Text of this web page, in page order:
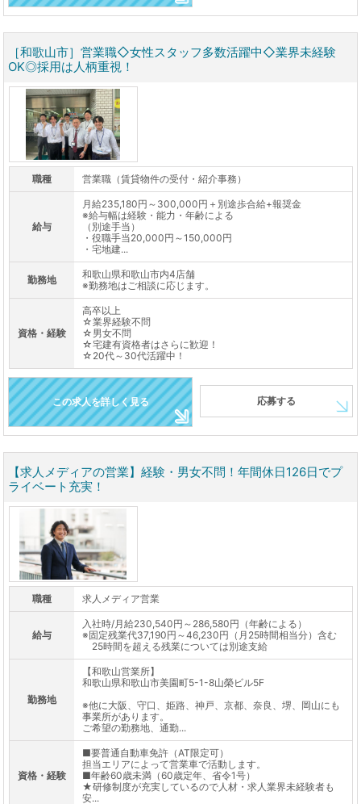
［和歌山市］営業職◇女性スタッフ多数活躍中◇業界未経験
OK◎採用は人柄重視！
職種 営業職（賃貸物件の受付・紹介事務）
給与
月給235,180円～300,000円＋別途歩合給+報奨金
※給与幅は経験・能力・年齢による
（別途手当）
・役職手当20,000円～150,000円
・宅地建...
勤務地
和歌山県和歌山市内4店舗
※勤務地はご相談に応じます。
資格・経験
高卒以上
☆業界経験不問
☆男女不問
☆宅建有資格者はさらに歓迎！
☆20代～30代活躍中！
この求人を詳しく見る 応募する
【求人メディアの営業】経験・男女不問！年間休日126日でプ
ライベート充実！
職種 求人メディア営業
給与
入社時/月給230,540円～286,580円（年齢による）
※固定残業代37,190円～46,230円（月25時間相当分）含む
25時間を超える残業については別途支給
勤務地
【和歌山営業所】
和歌山県和歌山市美園町5-1-8山榮ビル5F
※他に大阪、守口、姫路、神戸、京都、奈良、堺、岡山にも
事業所があります。
ご希望の勤務地、通勤...
資格・経験
■要普通自動車免許（AT限定可）
担当エリアによって営業車で活動します。
■年齢60歳未満（60歳定年、省令1号）
★研修制度が充実しているので人材・求人業界未経験者も
安...